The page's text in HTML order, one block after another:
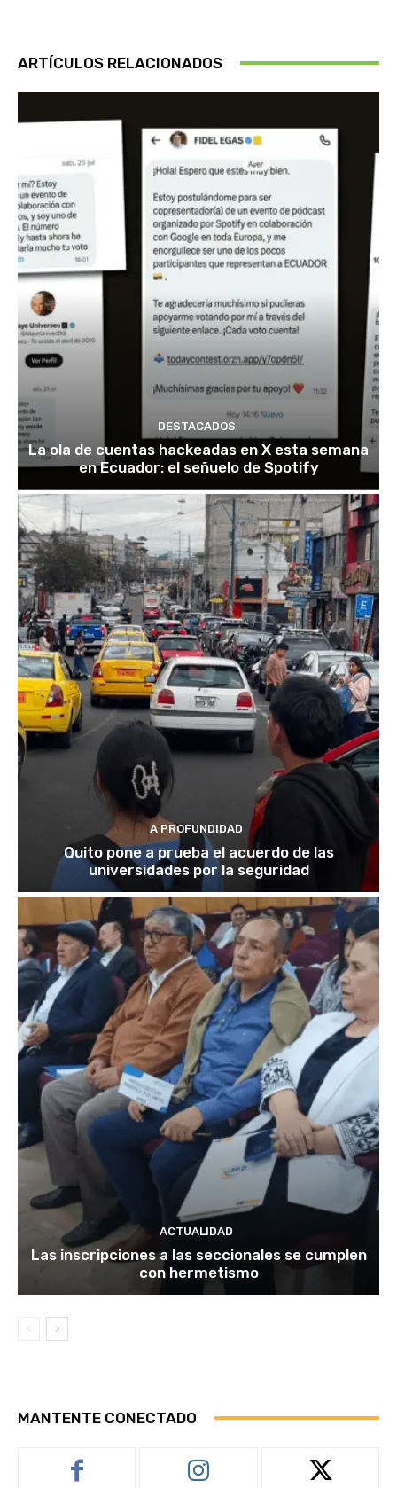
ARTÍCULOS RELACIONADOS
DESTACADOS
La ola de cuentas hackeadas en X esta semana
en Ecuador: el señuelo de Spotify
A PROFUNDIDAD
Quito pone a prueba el acuerdo de las
universidades por la seguridad
ACTUALIDAD
Las inscripciones a las seccionales se cumplen
con hermetismo
MANTENTE CONECTADO